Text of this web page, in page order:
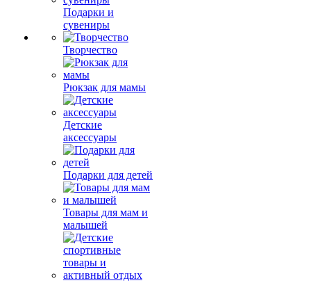
Подарки и
сувениры
Творчество
Рюкзак для мамы
Детские
аксессуары
Подарки для детей
Товары для мам и
малышей